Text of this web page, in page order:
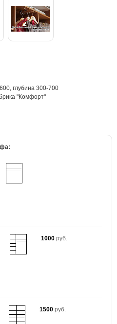
глубина 300-700
"Комфорт"
1000 руб.
1500 руб.